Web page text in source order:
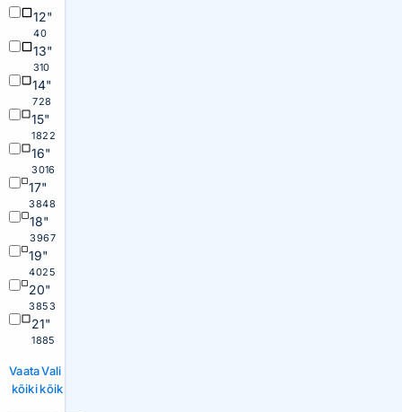
12"
40
13"
310
14"
728
15"
1822
16"
3016
17"
3848
18"
3967
19"
4025
20"
3853
21"
1885
Vaata
kõiki
Vali
kõik